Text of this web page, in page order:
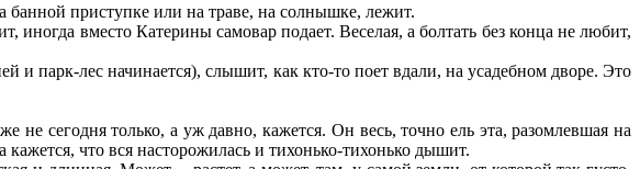
банной приступке или на траве, на солнышке, лежит.
вместо Катерины самовар подает. Веселая, а болтать без конца не любит,
парк-лес начинается), слышит, как кто-то поет вдали, на усадебном дворе. Это
сегодня только, а уж давно, кажется. Он весь, точно ель эта, разомлевшая на
что вся насторожилась и тихонько-тихонько дышит.